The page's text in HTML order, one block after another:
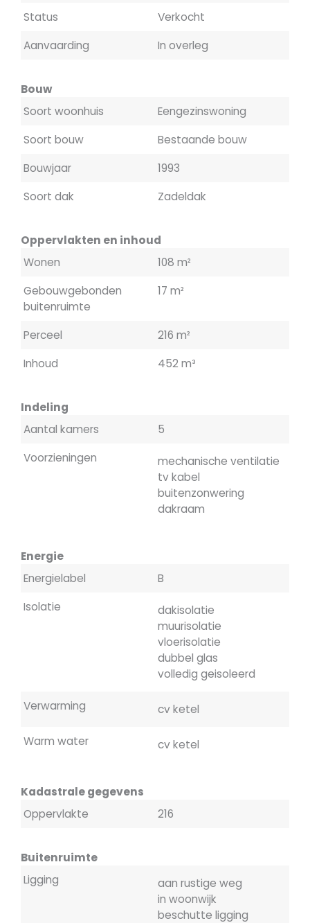
Status
Verkocht
Aanvaarding
In overleg
Bouw
Soort woonhuis
Eengezinswoning
Soort bouw
Bestaande bouw
Bouwjaar
1993
Soort dak
Zadeldak
Oppervlakten en inhoud
Wonen
108 m²
Gebouwgebonden
buitenruimte
17 m²
Perceel
216 m²
Inhoud
452 m³
Indeling
Aantal kamers
5
Voorzieningen
mechanische ventilatie
tv kabel
buitenzonwering
dakraam
Energie
Energielabel
B
Isolatie
dakisolatie
muurisolatie
vloerisolatie
dubbel glas
volledig geisoleerd
Verwarming cv ketel
Warm water cv ketel
Kadastrale gegevens
Oppervlakte
216
Buitenruimte
Ligging
aan rustige weg
in woonwijk
beschutte ligging